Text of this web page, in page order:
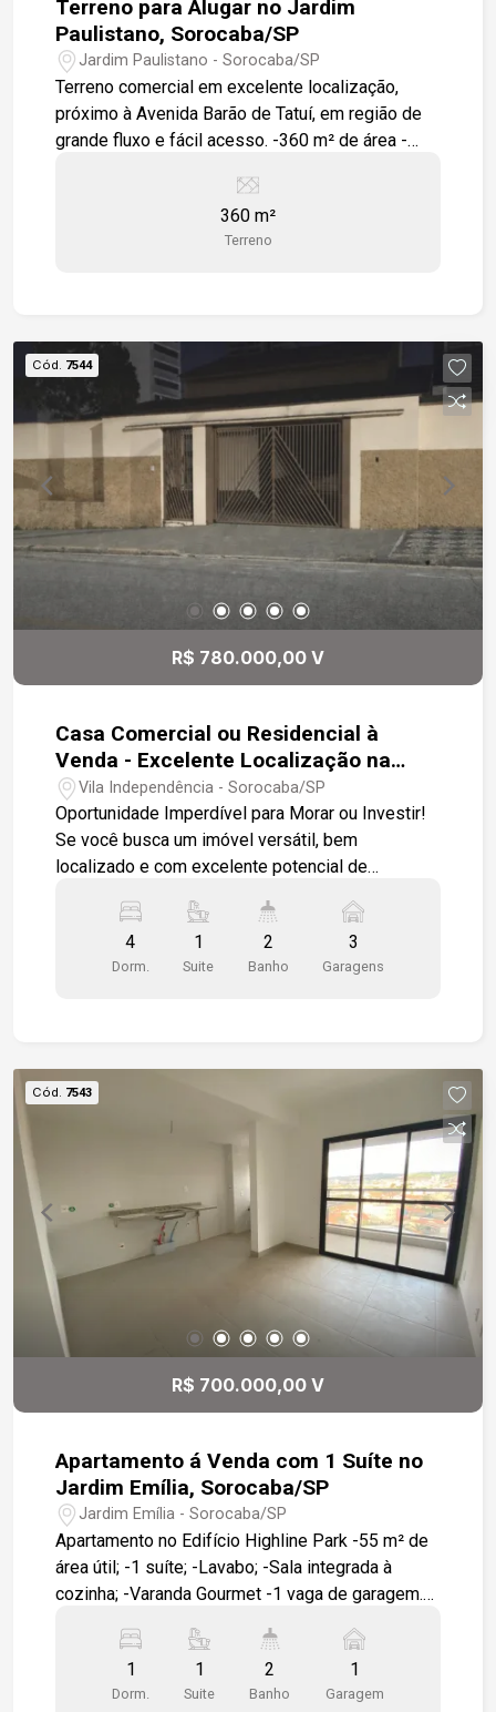
Terreno para Alugar no Jardim
Paulistano, Sorocaba/SP
Jardim Paulistano - Sorocaba/SP
Terreno comercial em excelente localização,
próximo à Avenida Barão de Tatuí, em região de
grande fluxo e fácil acesso. -360 m² de área -
Avenida Barão de Tatuí -A 9 minutos do Shopping
360 m²
Terreno
Cód. 7544
R$ 780.000,00 V
Casa Comercial ou Residencial à
Venda - Excelente Localização na
Zona Leste, próximo ao Colégio
Salesiano.
Vila Independência - Sorocaba/SP
Oportunidade Imperdível para Morar ou Investir!
Se você busca um imóvel versátil, bem
localizado e com excelente potencial de
Localizado em uma região estratégica da Zona
Leste, com fácil acesso às principais vias e
cercado por ampla infraestrutura de comércio e
consultórios, escritórios, escolas, salões de
beleza, estúdios ou diversos segmentos
construída 4 dormitórios amplos e bem
distribuídos Cozinha espaçosa 2 banheiros
Quintal com churrasqueira, perfeito para
momentos de lazer e confraternização Facilidade
para estacionamento Localização privilegiada Em
uma região com grande fluxo e excelente
visibilidade, proporcionando praticidade para
morar e ótima exposição para atividades
comerciais. Um endereço que reúne
conveniência, acessibilidade e alto potencial de
4
Dorm.
1
Suite
2
Banho
3
Garagens
Cód. 7543
R$ 700.000,00 V
Apartamento á Venda com 1 Suíte no
Jardim Emília, Sorocaba/SP
Jardim Emília - Sorocaba/SP
Apartamento no Edifício Highline Park -55 m² de
área útil; -1 suíte; -Lavabo; -Sala integrada à
cozinha; -Varanda Gourmet -1 vaga de garagem.
Piscinas adulto e infantil; -Salão de festas.
Localização: -Em frente ao Colégio Uirapuru; -A 9
minutos do Shopping Iguatemi Esplanada; -A 6
1
Dorm.
1
Suite
2
Banho
1
Garagem